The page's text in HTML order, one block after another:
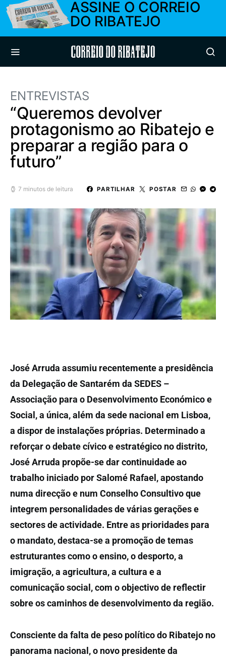
ASSINE O CORREIO
DO RIBATEJO
Correio do Ribatejo
ENTREVISTAS
“Queremos devolver
protagonismo ao Ribatejo e
preparar a região para o
futuro”
7 minutos de leitura PARTILHAR POSTAR
José Arruda assumiu recentemente a presidência
da Delegação de Santarém da SEDES –
Associação para o Desenvolvimento Económico e
Social, a única, além da sede nacional em Lisboa,
a dispor de instalações próprias. Determinado a
reforçar o debate cívico e estratégico no distrito,
José Arruda propõe-se dar continuidade ao
trabalho iniciado por Salomé Rafael, apostando
numa direcção e num Conselho Consultivo que
integrem personalidades de várias gerações e
sectores de actividade. Entre as prioridades para
o mandato, destaca-se a promoção de temas
estruturantes como o ensino, o desporto, a
imigração, a agricultura, a cultura e a
comunicação social, com o objectivo de reflectir
sobre os caminhos de desenvolvimento da região.
Consciente da falta de peso político do Ribatejo no
panorama nacional, o novo presidente da